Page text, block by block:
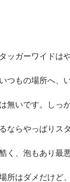
ッガーワイドは
つもの場所へ、
無いです。しっ
ならやっぱりス
く、泡もあり最
所はダメだけど